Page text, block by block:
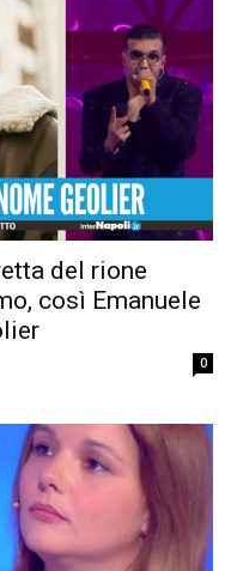
del rione
così Emanuele
0